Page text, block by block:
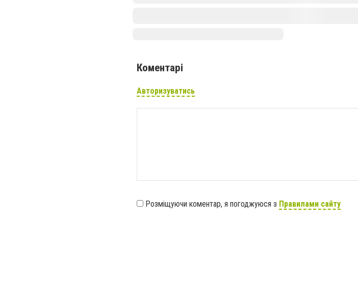
Коментарі
Авторизуватись
Розміщуючи коментар, я погоджуюся з Правилами сайту